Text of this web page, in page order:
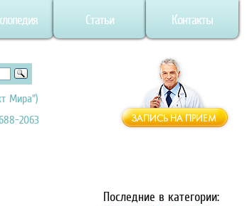
Статьи Контакты
Мира")
2063
Последние в категории: